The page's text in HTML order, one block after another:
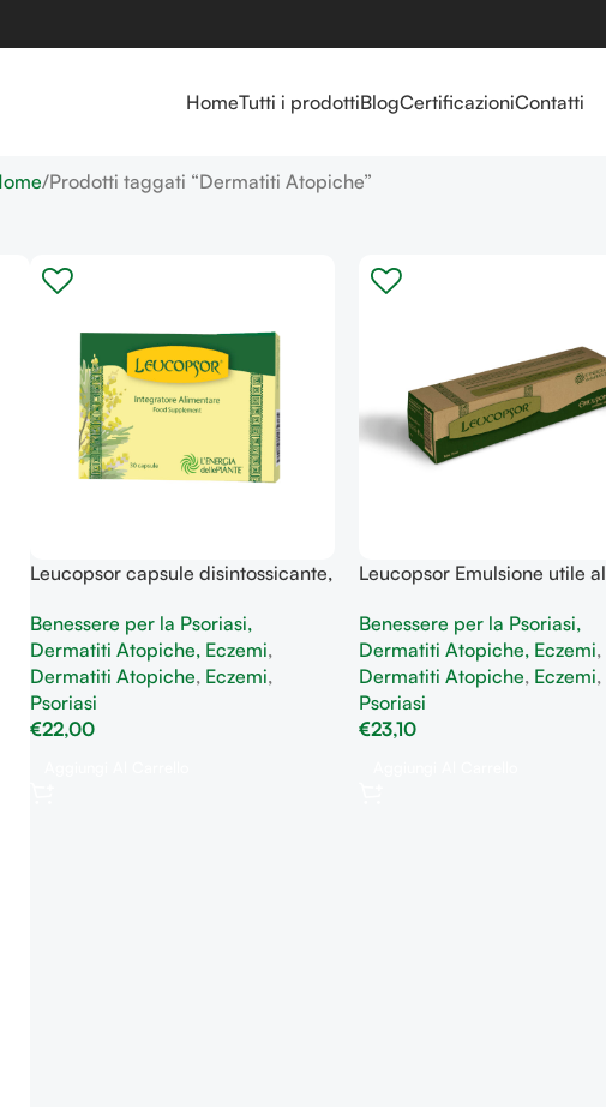
HomeTutti i prodottiBlogCertificazioniContatti
Prodotti taggati “Dermatiti Atopiche”
Leucopsor capsule disintossicante,
rimedio per problemi cutanei
Benessere per la Psoriasi,
Dermatiti Atopiche, Eczemi,
Dermatiti Atopiche, Eczemi,
Psoriasi
€22,00
Leucopsor Emulsione utile al
dermatiti atopiche, eczemi e
dermatosi
Benessere per la Psoriasi,
Dermatiti Atopiche, Eczemi,
Dermatiti Atopiche, Eczemi,
Psoriasi
€23,10